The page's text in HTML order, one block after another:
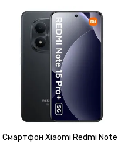
Смартфон Xiaomi Redmi Note